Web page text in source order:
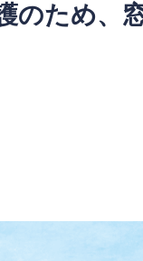
のため、